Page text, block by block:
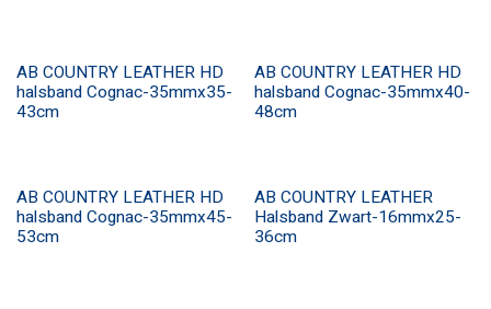
AB COUNTRY LEATHER HD
halsband Cognac-35mmx35-
43cm
AB COUNTRY LEATHER HD
halsband Cognac-35mmx40-
48cm
AB COUNTRY LEATHER HD
halsband Cognac-35mmx45-
53cm
AB COUNTRY LEATHER
Halsband Zwart-16mmx25-
36cm